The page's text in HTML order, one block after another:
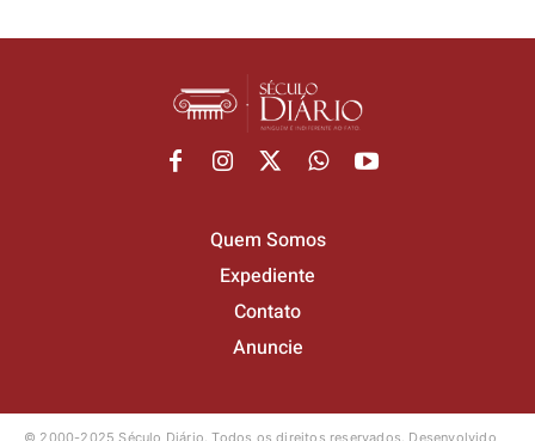
Quem Somos
Expediente
Contato
Anuncie
© 2000-2025 Século Diário.Todos os direitos reservados. Desenvolvido